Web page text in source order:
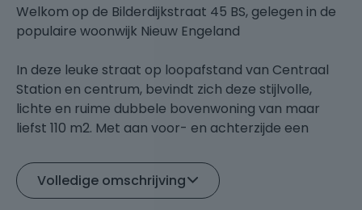
Welkom op de Bilderdijkstraat 45 BS, gelegen in de
populaire woonwijk Nieuw Engeland
In deze leuke straat op loopafstand van Centraal
Station en centrum, bevindt zich deze stijlvolle,
lichte en ruime dubbele bovenwoning van maar
liefst 110 m2. Met aan voor- en achterzijde een
Deze bovenwoning ligt in de brede Bilderdijkstraat
Volledige omschrijving